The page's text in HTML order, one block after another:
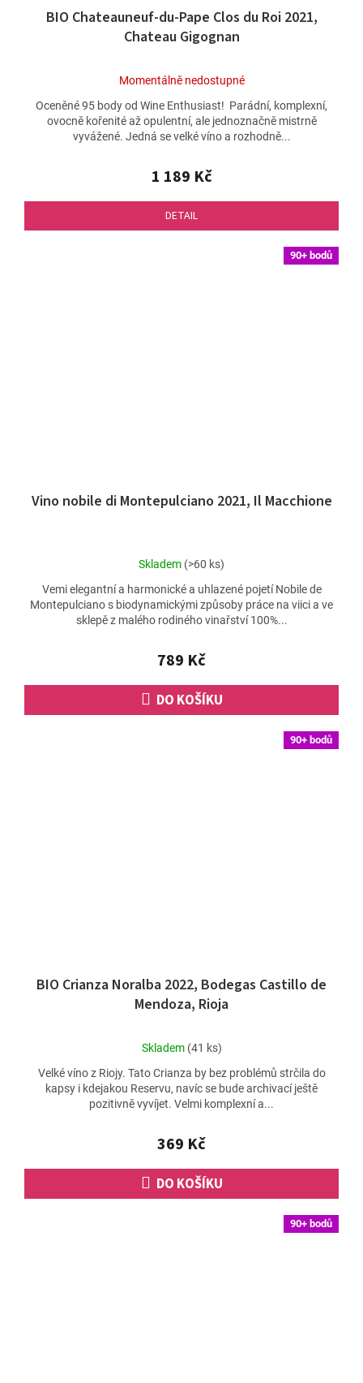
BIO Chateauneuf-du-Pape Clos du Roi 2021,
Chateau Gigognan
Průměrné
produktu
je
5,0
5
hvězdiček.
Momentálně nedostupné
1 189 Kč
DETAIL
Oceněné 95 body od Wine Enthusiast! Parádní, komplexní,
ovocně kořenité až opulentní, ale jednoznačně mistrně
vyvážené. Jedná se velké víno a rozhodně...
90+ bodů
Vino nobile di Montepulciano 2021, Il Macchione
Průměrné
produktu
je
5,0
5
hvězdiček.
Skladem (>60 ks)
789 Kč
DO KOŠÍKU
Vemi elegantní a harmonické a uhlazené pojetí Nobile de
Montepulciano s biodynamickými způsoby práce na viici a ve
sklepě z malého rodiného vinařství 100%...
90+ bodů
BIO Crianza Noralba 2022, Bodegas Castillo de
Mendoza, Rioja
Průměrné
produktu
je
4,7
5
hvězdiček.
Skladem (41 ks)
369 Kč
DO KOŠÍKU
Velké víno z Riojy. Tato Crianza by bez problémů strčila do
kapsy i kdejakou Reservu, navíc se bude archivací ještě
pozitivně vyvíjet. Velmi komplexní a...
90+ bodů